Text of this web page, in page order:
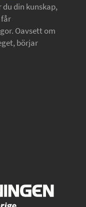
du din kunskap,
Oavsett om
börjar